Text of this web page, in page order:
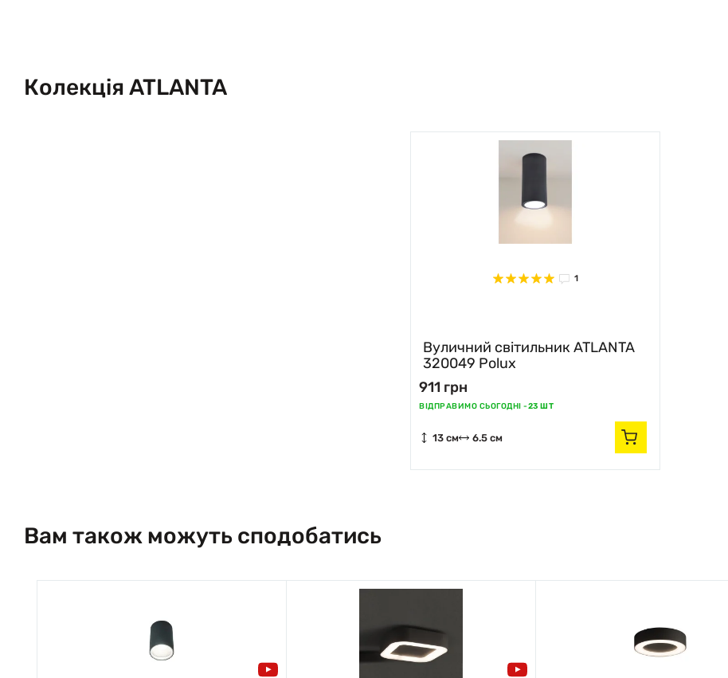
Колекція ATLANTA
1
Вуличний світильник ATLANTA
320049 Polux
911 грн
ВІДПРАВИМО СЬОГОДНІ -23 ШТ
13 см 6.5 см
Вам також можуть сподобатись